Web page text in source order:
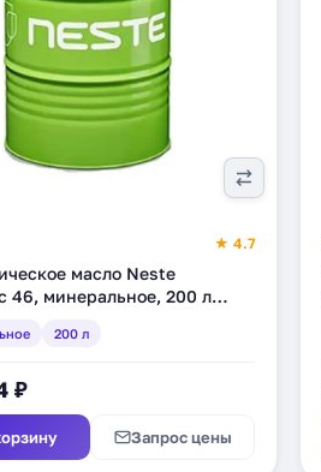
★ 4.7
масло Neste
46, минеральное, 200 л
200 л
₽
Запрос цены